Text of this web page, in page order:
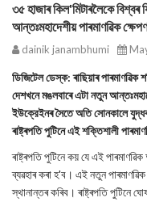
৩৫ হাজাৰ কিল'মিটাৰলৈকে
আন্তঃমহাদেশীয় পাৰমাণৱিক
dainik janambhumi
ডিজিটেল ডেস্ক: ৰাছিয়াৰ পাৰমাণৱিক
দেশখনে মঙলবাৰে এটা নতুন
ইউক্রেইনৰ সৈতে অতি সোনকালে
ৰাষ্ট্ৰপতি পুটিনে এই শক্তিশালী
ৰাষ্ট্ৰপতি পুটিনে কয় যে এই
ব্যৱহাৰ কৰা হ'ব। এই নতুন পাৰমাণৱিক
স্থানান্তৰ কৰিব। ৰাষ্ট্ৰপতি পুটিনে